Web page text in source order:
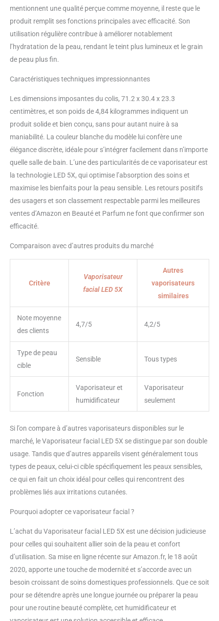
avancée : convient pour les
vapoteurs faciaux à brouillard
frais, de nombreuses particules
de taille nanomètre qui
absorbent les minuscules
peau. De minuscules ions
peau pour hydrater rapidement.
L'ozone peut aider à améliorer
votre peau vapeur d'ozone pour
hydrater la structure de votre
peau et compléter efficacement
l'humidité. Tapotez doucement la
peau pour accélérer l'absorption.
nous soutenons nos produits à
100 %. Tous nos vapoteurs
faciaux bénéficient d'une
garantie complète de 3 ans. Si
quelconque, veuillez nous
contacter, car notre engagement
leader de l'industrie fait les
choses correctement. Nous
montrons la voie vers la
satisfaction du client et nous
vaporisateur facial innovant
AVEC 5 TIMES LES LENS
MAGNIFYING : L'utilisation d'une
lampe loupe sert principalement
à la capacité du thérapeute à
évaluer et à examiner
correctement la peau du client Si
luminosité uniforme et uniforme
sans éblouissement, la lumière
douce de la lumière LED ne nuira
pas à vos yeux. Un bon tatouage
de soin de la peau et un outil
d'extension de cils.
mentionnent une qualité perçue comme moyenne, il reste que le
produit remplit ses fonctions principales avec efficacité. Son
utilisation régulière contribue à améliorer notablement
l’hydratation de la peau, rendant le teint plus lumineux et le grain
de peau plus fin.
Caractéristiques techniques impressionnantes
Les dimensions imposantes du colis, 71.2 x 30.4 x 23.3
centimètres, et son poids de 4,84 kilogrammes indiquent un
produit solide et bien conçu, sans pour autant nuire à sa
maniabilité. La couleur blanche du modèle lui confère une
élégance discrète, idéale pour s’intégrer facilement dans n’importe
quelle salle de bain. L’une des particularités de ce vaporisateur est
la technologie LED 5X, qui optimise l’absorption des soins et
maximise les bienfaits pour la peau sensible. Les retours positifs
des usagers et son classement respectable parmi les meilleures
ventes d’Amazon en Beauté et Parfum ne font que confirmer son
efficacité.
Comparaison avec d’autres produits du marché
Critère
Vaporisateur
facial LED 5X
Autres
vaporisateurs
similaires
Note moyenne
des clients
4,7/5 4,2/5
Type de peau
cible
Sensible Tous types
Fonction
Vaporisateur et
humidificateur
Vaporisateur
seulement
Si l’on compare à d’autres vaporisateurs disponibles sur le
marché, le Vaporisateur facial LED 5X se distingue par son double
usage. Tandis que d’autres appareils visent généralement tous
types de peaux, celui-ci cible spécifiquement les peaux sensibles,
ce qui en fait un choix idéal pour celles qui rencontrent des
problèmes liés aux irritations cutanées.
Pourquoi adopter ce vaporisateur facial ?
L’achat du Vaporisateur facial LED 5X est une décision judicieuse
pour celles qui souhaitent allier soin de la peau et confort
d’utilisation. Sa mise en ligne récente sur Amazon.fr, le 18 août
2020, apporte une touche de modernité et s’accorde avec un
besoin croissant de soins domestiques professionnels. Que ce soit
pour se détendre après une longue journée ou préparer la peau
pour une routine beauté complète, cet humidificateur et